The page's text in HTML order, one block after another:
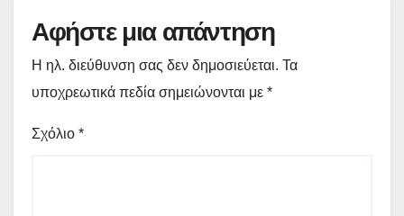
Αφήστε μια απάντηση
Η ηλ. διεύθυνση σας δεν δημοσιεύεται. Τα
υποχρεωτικά πεδία σημειώνονται με *
Σχόλιο *